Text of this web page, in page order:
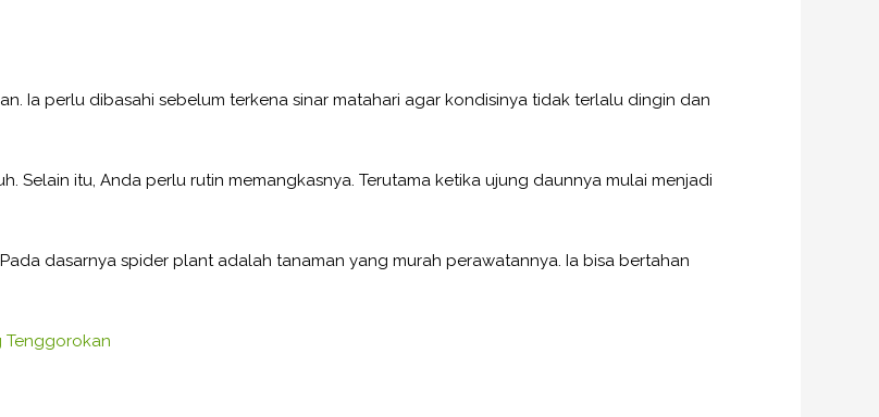
Ia perlu dibasahi sebelum terkena sinar matahari agar kondisinya tidak terlalu dingin dan
Selain itu, Anda perlu rutin memangkasnya. Terutama ketika ujung daunnya mulai menjadi
dasarnya spider plant adalah tanaman yang murah perawatannya. Ia bisa bertahan
Tenggorokan